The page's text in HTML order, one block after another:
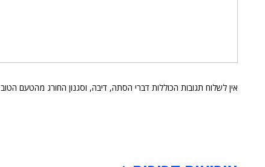
אין לשלוח תגובות הכוללות דברי הסתה, דיבה, וסגנון החורג מהטעם הטוב